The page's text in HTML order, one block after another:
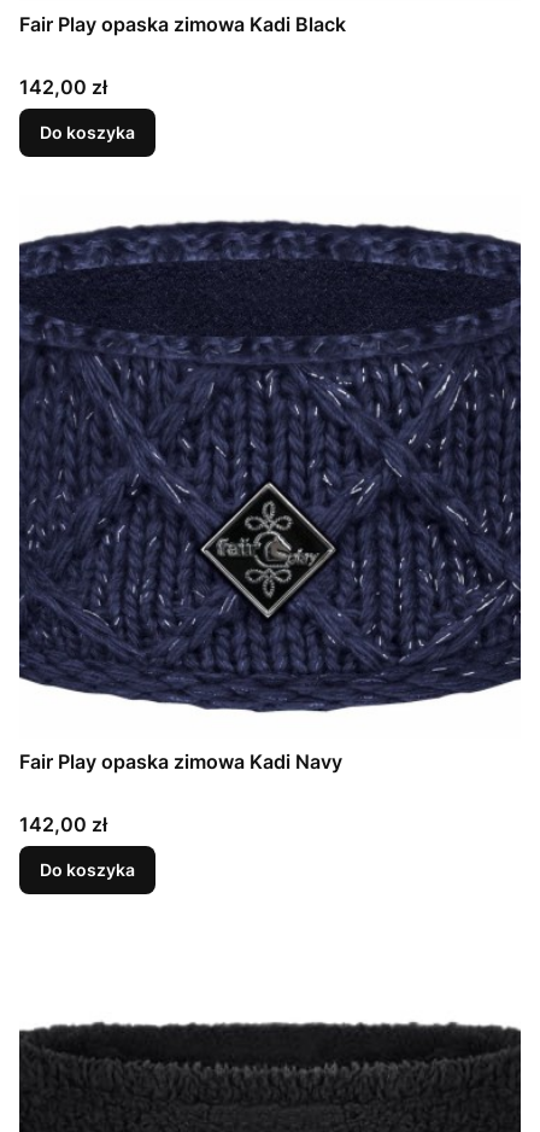
Fair Play opaska zimowa Kadi Black
Cena
142,00 zł
Do koszyka
Fair Play opaska zimowa Kadi Navy
Cena
142,00 zł
Do koszyka